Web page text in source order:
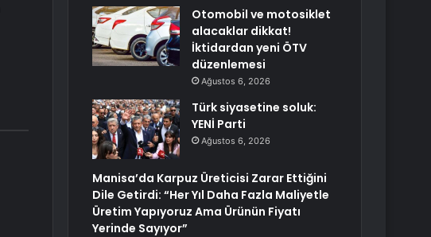
Otomobil ve motosiklet
alacaklar dikkat!
İktidardan yeni ÖTV
düzenlemesi
Ağustos 6, 2026
Türk siyasetine soluk:
YENİ Parti
Ağustos 6, 2026
Manisa’da Karpuz Üreticisi Zarar Ettiğini
Dile Getirdi: “Her Yıl Daha Fazla Maliyetle
Üretim Yapıyoruz Ama Ürünün Fiyatı
Yerinde Sayıyor”